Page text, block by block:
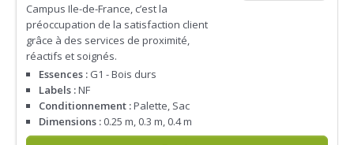
Campus Ile-de-France, c’est la
préoccupation de la satisfaction client
grâce à des services de proximité,
réactifs et soignés.
Essences : G1 - Bois durs
Labels :NF
Conditionnement :Palette, Sac
Dimensions : 0.25 m, 0.3 m, 0.4 m